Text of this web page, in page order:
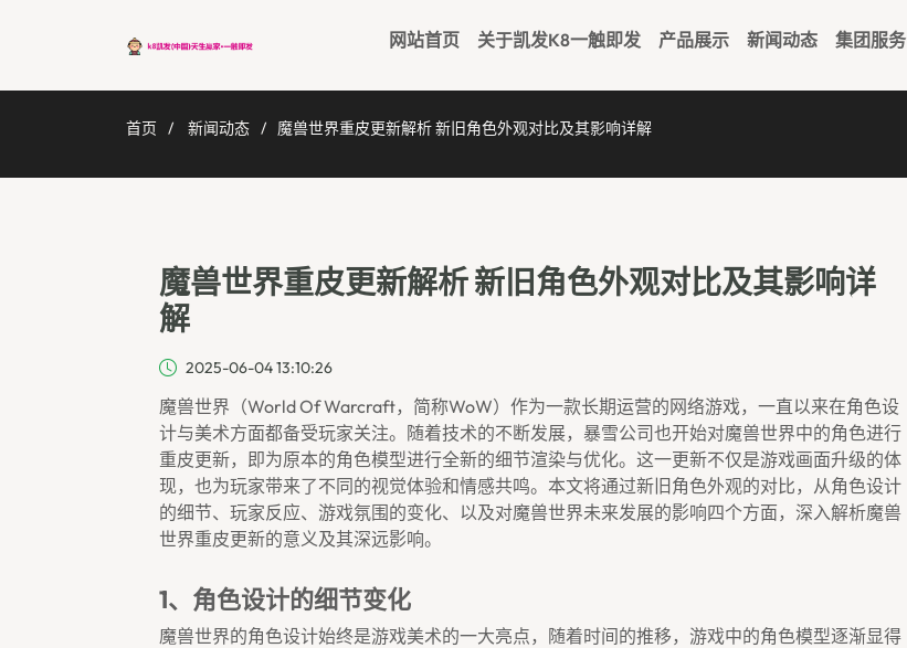
网站首页 关于凯发k8一触即发 产品展示 新闻动态 集团服务
首页 新闻动态 魔兽世界重皮更新解析 新旧角色外观对比及其影响详解
魔兽世界重皮更新解析 新旧角色外观对比及其影响详
解
2025-06-04 13:10:26
魔兽世界（World Of Warcraft，简称WoW）作为一款长期运营的网络游戏，一直以来在角色设
计与美术方面都备受玩家关注。随着技术的不断发展，暴雪公司也开始对魔兽世界中的角色进行
重皮更新，即为原本的角色模型进行全新的细节渲染与优化。这一更新不仅是游戏画面升级的体
现，也为玩家带来了不同的视觉体验和情感共鸣。本文将通过新旧角色外观的对比，从角色设计
的细节、玩家反应、游戏氛围的变化、以及对魔兽世界未来发展的影响四个方面，深入解析魔兽
世界重皮更新的意义及其深远影响。
1、角色设计的细节变化
魔兽世界的角色设计始终是游戏美术的一大亮点，随着时间的推移，游戏中的角色模型逐渐显得